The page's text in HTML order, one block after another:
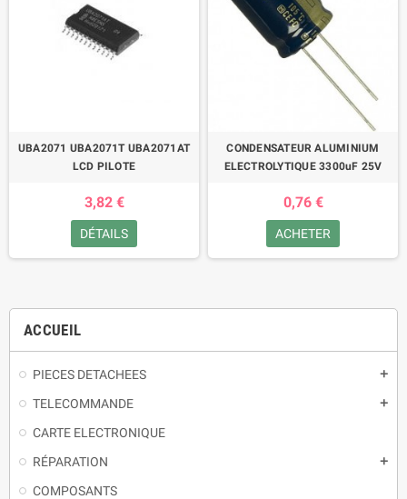
ACCUEIL
PIECES DETACHEES
TELECOMMANDE
CARTE ELECTRONIQUE
RÉPARATION
COMPOSANTS
UBA2071 UBA2071T UBA2071AT
LCD PILOTE
3,82 €
DÉTAILS
CONDENSATEUR ALUMINIUM
ELECTROLYTIQUE 3300uF 25V
0,76 €
ACHETER